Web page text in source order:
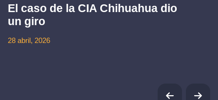
El caso de la CIA Chihuahua dio
un giro
28 abril, 2026